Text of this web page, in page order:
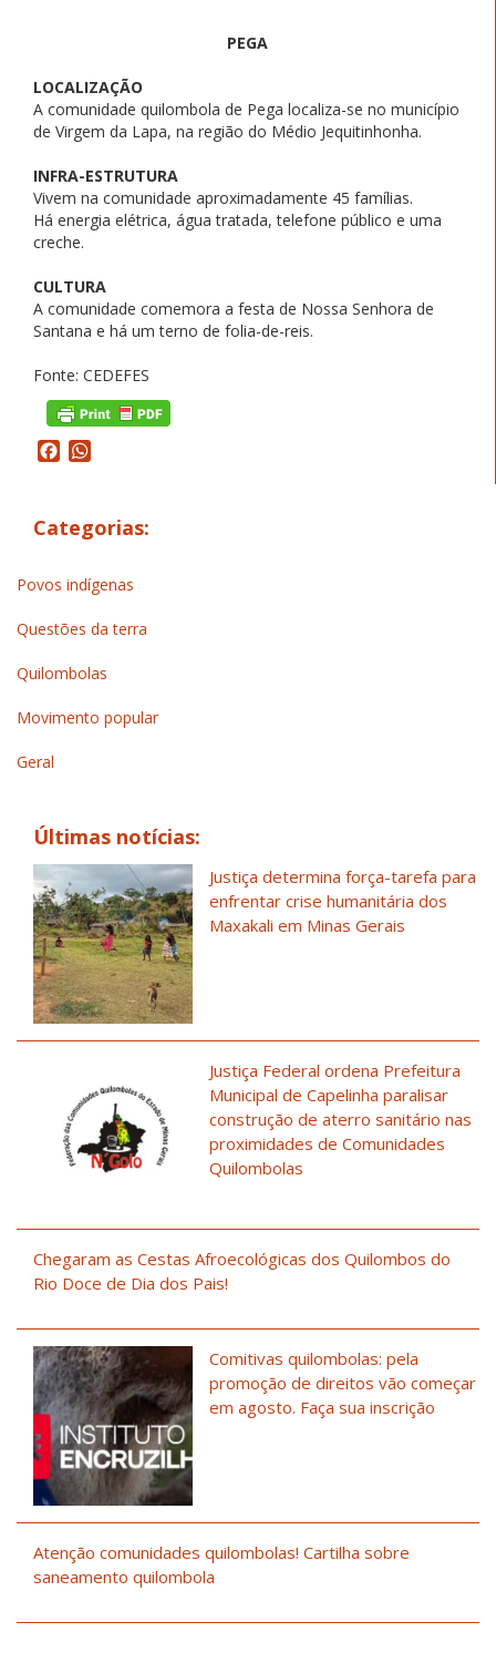
PEGA
LOCALIZAÇÃO
A comunidade quilombola de Pega localiza-se no município
de Virgem da Lapa, na região do Médio Jequitinhonha.
INFRA-ESTRUTURA
Vivem na comunidade aproximadamente 45 famílias.
Há energia elétrica, água tratada, telefone público e uma
creche.
CULTURA
A comunidade comemora a festa de Nossa Senhora de
Santana e há um terno de folia-de-reis.
Fonte: CEDEFES
Facebook
Categorias:
Povos indígenas
Questões da terra
Quilombolas
Movimento popular
Geral
Últimas notícias:
Justiça determina força-tarefa para
enfrentar crise humanitária dos
Maxakali em Minas Gerais
Justiça Federal ordena Prefeitura
Municipal de Capelinha paralisar
construção de aterro sanitário nas
proximidades de Comunidades
Quilombolas
Chegaram as Cestas Afroecológicas dos Quilombos do
Rio Doce de Dia dos Pais!
Comitivas quilombolas: pela
promoção de direitos vão começar
em agosto. Faça sua inscrição
Atenção comunidades quilombolas! Cartilha sobre
saneamento quilombola